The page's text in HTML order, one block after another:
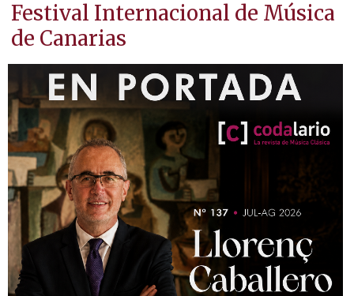
Festival Internacional de Música
de Canarias